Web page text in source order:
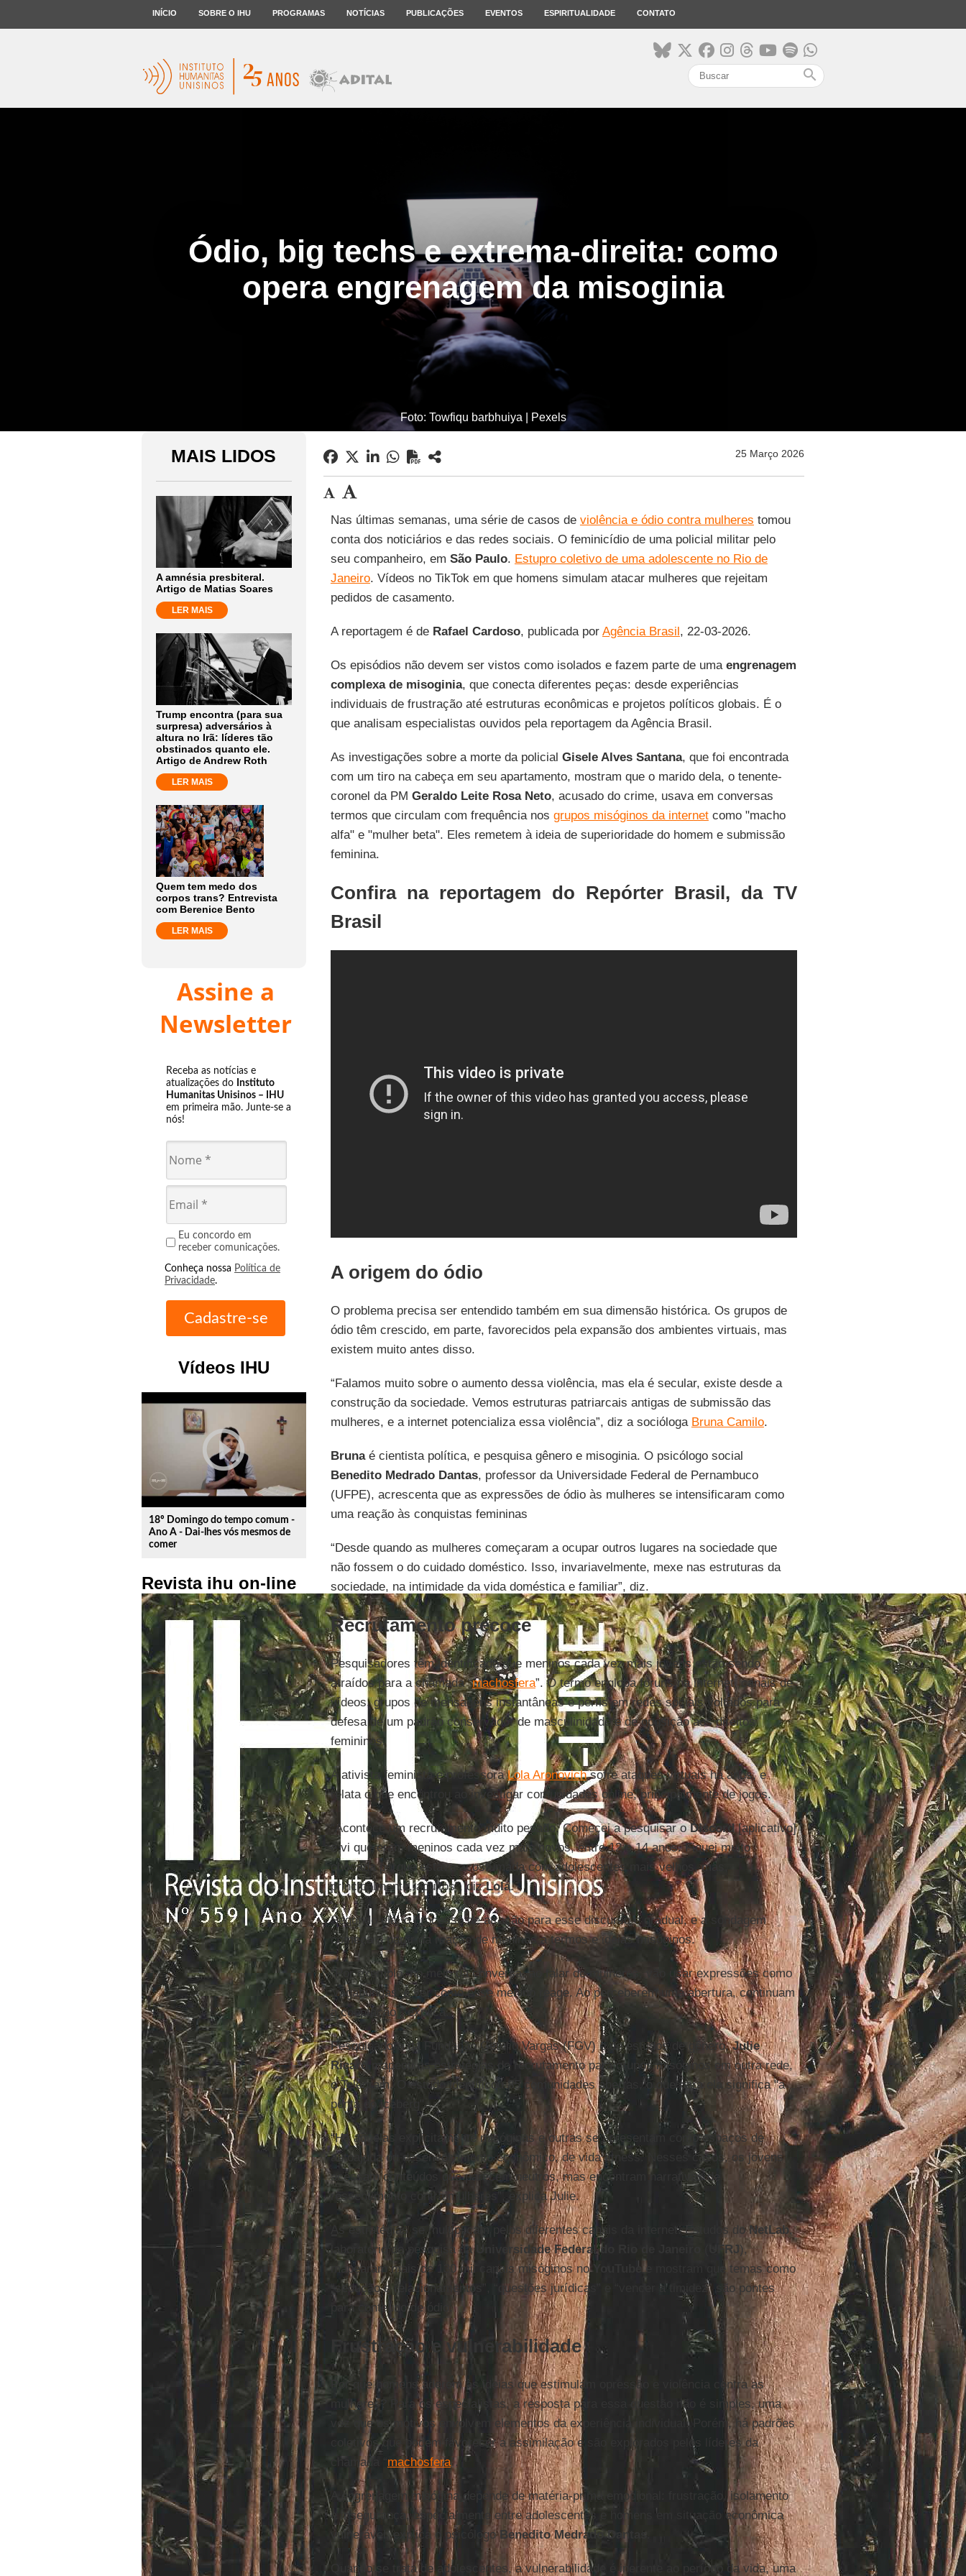
INÍCIO SOBRE O IHU PROGRAMAS NOTÍCIAS PUBLICAÇÕES EVENTOS ESPIRITUALIDADE CONTATO
search
Ódio, big techs e extrema-direita: como
opera engrenagem da misoginia
Foto: Towfiqu barbhuiya | Pexels
MAIS LIDOS
A amnésia presbiteral.
Artigo de Matias Soares
LER MAIS
Trump encontra (para sua
surpresa) adversários à
altura no Irã: líderes tão
obstinados quanto ele.
Artigo de Andrew Roth
LER MAIS
Quem tem medo dos
corpos trans? Entrevista
com Berenice Bento
LER MAIS
Assine a
Newsletter
Receba as notícias e
atualizações do Instituto
Humanitas Unisinos – IHU
em primeira mão. Junte-se a
nós!
Eu concordo em
receber comunicações.
Conheça nossa Política de
Privacidade.
Vídeos IHU
play_circle_outline
18º Domingo do tempo comum -
Ano A - Dai-lhes vós mesmos de
comer
Revista ihu on-line
25 Março 2026
Nas últimas semanas, uma série de casos de violência e ódio contra mulheres tomou
conta dos noticiários e das redes sociais. O feminicídio de uma policial militar pelo
seu companheiro, em São Paulo. Estupro coletivo de uma adolescente no Rio de
Janeiro. Vídeos no TikTok em que homens simulam atacar mulheres que rejeitam
pedidos de casamento.
A reportagem é de Rafael Cardoso, publicada por Agência Brasil, 22-03-2026.
Os episódios não devem ser vistos como isolados e fazem parte de uma engrenagem
complexa de misoginia, que conecta diferentes peças: desde experiências
individuais de frustração até estruturas econômicas e projetos políticos globais. É o
que analisam especialistas ouvidos pela reportagem da Agência Brasil.
As investigações sobre a morte da policial Gisele Alves Santana, que foi encontrada
com um tiro na cabeça em seu apartamento, mostram que o marido dela, o tenente-
coronel da PM Geraldo Leite Rosa Neto, acusado do crime, usava em conversas
termos que circulam com frequência nos grupos misóginos da internetcomo "macho
alfa" e "mulher beta". Eles remetem à ideia de superioridade do homem e submissão
feminina.
Confira na reportagem do Repórter Brasil, da TV
Brasil
A origem do ódio
O problema precisa ser entendido também em sua dimensão histórica. Os grupos de
ódio têm crescido, em parte, favorecidos pela expansão dos ambientes virtuais, mas
existem muito antes disso.
“Falamos muito sobre o aumento dessa violência, mas ela é secular, existe desde a
construção da sociedade. Vemos estruturas patriarcais antigas de submissão das
mulheres, e a internet potencializa essa violência”, diz a socióloga Bruna Camilo.
Brunaé cientista política, e pesquisa gênero e misoginia. O psicólogo social
Benedito Medrado Dantas, professor da Universidade Federal de Pernambuco
(UFPE), acrescenta que as expressões de ódio às mulheres se intensificaram como
uma reação às conquistas femininas
“Desde quando as mulheres começaram a ocupar outros lugares na sociedade que
não fossem o do cuidado doméstico. Isso, invariavelmente, mexe nas estruturas da
sociedade, na intimidade da vida doméstica e familiar”, diz.
Recrutamento precoce
Pesquisadores têm identificado que meninos cada vez mais jovens estão sendo
atraídos para a chamada “machosfera”. O termo engloba fóruns na internet, canais de
vídeos, grupos de mensagens instantâneas e perfis em redes sociais voltados para
defesa de um padrão conservador de masculinidade e de oposição aos direitos
femininos.
A ativista feminista e professoraLola Aronovichsofre ataques virtuais há anos, e
relata o que encontrou ao investigar comunidades online, principalmente de jogos.
“Acontece um recrutamento muito pesado. Comecei a pesquisar oDiscord[aplicativo]
e vi que eram meninos cada vez mais novos, entre 12 e 14 anos. Fiquei muito
chocada porque estava acostumada com adolescentes mais velhos, mas,
principalmente, adultos”, dizLola.
Segundo ela, o processo de atração para esse discurso é gradual, e a sondagem
começa a partir da reação de meninos a termos e ideias misóginos.
“Por exemplo, no meio da conversa, ao falar de mulheres, vão usar expressões como
'vagabundas' e ver como esse menino reage. Ao perceberem uma abertura, continuam
a cooptação”, explica.
Pesquisadora da Fundação Getulio Vargas (FGV) e de estudos de gênero,Julie
Ricard
mapeou as estratégias de recrutamento para grupos misóginos em outra rede,
o Telegram. O estudo identificou 85 comunidades abertas, o que para ela significa "a
ponta do iceberg".
“Há aquelas explicitamente misóginas e outras se apresentam como espaços de
autoajuda ou desenvolvimento econômico, de vida fitness. Nesses casos, os jovens
acessam conteúdos que parecem neutros, mas encontram narrativas de
ressentimento contra mulheres”, explica Julie.
As estratégias se multiplicam pelos diferentes canais da internet. Estudos doNetLab,
laboratório de pesquisa da Universidade Federal do Rio de Janeiro UFRJ),
mapearam mais de 130 mil canais misóginos no YouTube e mostram que temas como
“sedução e relacionamentos”, “questões jurídicas” e “vencer a timidez” são pontes
para conteúdo de ódio.
Frustração e vulnerabilidade
Por que homens aderem às ideias que estimulam opressão e violência contra as
mulheres? Para os especialistas, a resposta para essa questão não é simples, uma
vez que os motivos envolvem elementos da experiência individual. Porém, há padrões
coletivos que podem favorecer a assimilação e são explorados pelos líderes da
chamada “ machosfera”.
A engrenagem misógina depende de matéria-prima emocional: frustração, isolamento
e insegurança, especialmente entre adolescentes e homens em situação econômica
vulnerável, explica o psicólogoBenedito Medrado Dantas
Quando se trata de adolescentes, a vulnerabilidade é inerente ao período da vida, uma